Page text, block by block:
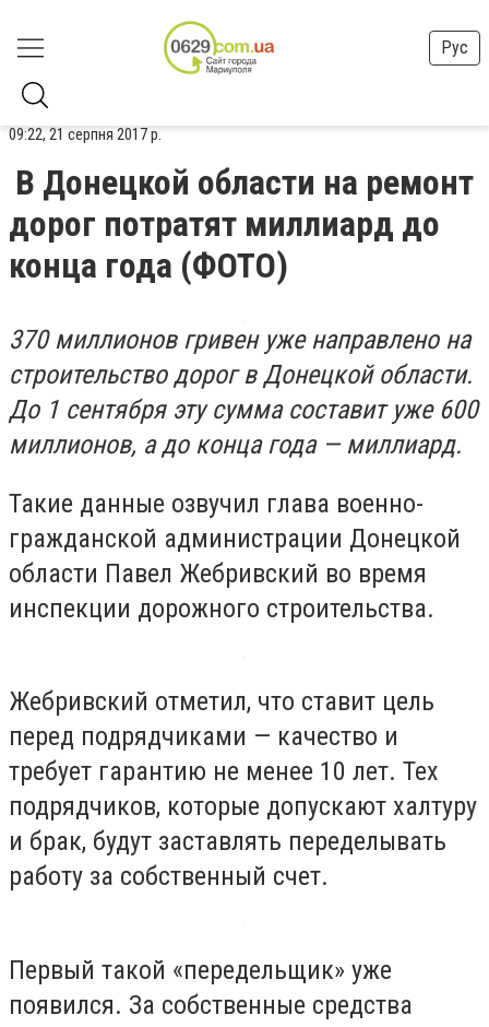
Рус
09:22, 21 серпня 2017 р.
В Донецкой области на ремонт
дорог потратят миллиард до
конца года (ФОТО)
370 миллионов гривен уже направлено на
строительство дорог в Донецкой области.
До 1 сентября эту сумма составит уже 600
миллионов, а до конца года — миллиард.
Такие данные озвучил глава военно-
гражданской администрации Донецкой
области Павел Жебривский во время
инспекции дорожного строительства.
Жебривский отметил, что ставит цель
перед подрядчиками — качество и
требует гарантию не менее 10 лет. Тех
подрядчиков, которые допускают халтуру
и брак, будут заставлять переделывать
работу за собственный счет.
Первый такой «передельщик» уже
появился. За собственные средства